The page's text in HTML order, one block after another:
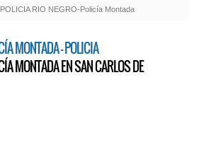
POLICIA RIO NEGRO-Policía Montada
MONTADA - POLICIA
MONTADA EN SAN CARLOS DE